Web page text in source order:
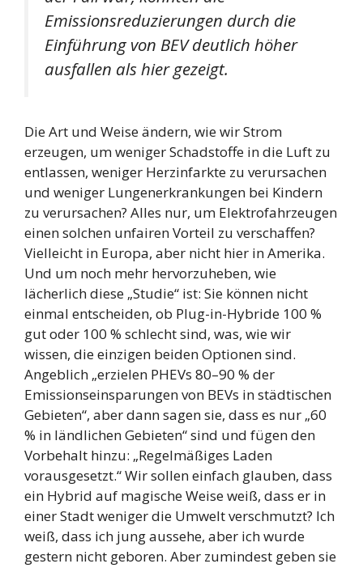
Emissionsreduzierungen durch die
Einführung von BEV deutlich höher
ausfallen als hier gezeigt.
Die Art und Weise ändern, wie wir Strom
erzeugen, um weniger Schadstoffe in die Luft zu
entlassen, weniger Herzinfarkte zu verursachen
und weniger Lungenerkrankungen bei Kindern
zu verursachen? Alles nur, um Elektrofahrzeugen
einen solchen unfairen Vorteil zu verschaffen?
Vielleicht in Europa, aber nicht hier in Amerika.
Und um noch mehr hervorzuheben, wie
lächerlich diese „Studie“ ist: Sie können nicht
einmal entscheiden, ob Plug-in-Hybride 100 %
gut oder 100 % schlecht sind, was, wie wir
wissen, die einzigen beiden Optionen sind.
Angeblich „erzielen PHEVs 80–90 % der
Emissionseinsparungen von BEVs in städtischen
Gebieten“, aber dann sagen sie, dass es nur „60
% in ländlichen Gebieten“ sind und fügen den
Vorbehalt hinzu: „Regelmäßiges Laden
vorausgesetzt.“ Wir sollen einfach glauben, dass
ein Hybrid auf magische Weise weiß, dass er in
einer Stadt weniger die Umwelt verschmutzt? Ich
weiß, dass ich jung aussehe, aber ich wurde
gestern nicht geboren. Aber zumindest geben sie